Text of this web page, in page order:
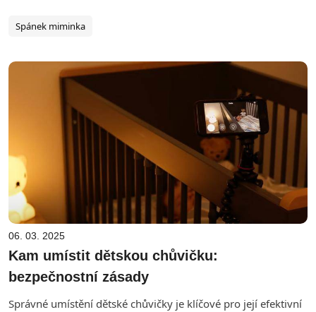
Spánek miminka
06. 03. 2025
Kam umístit dětskou chůvičku:
bezpečnostní zásady
Správné umístění dětské chůvičky je klíčové pro její efektivní